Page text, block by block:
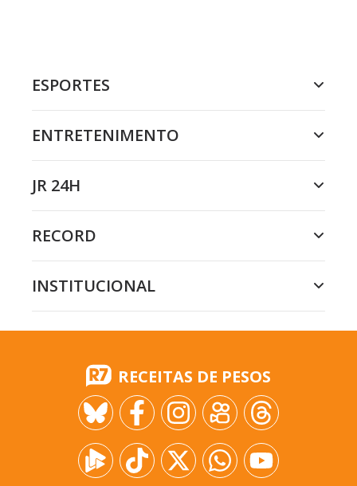
ESPORTES
ENTRETENIMENTO
JR 24H
RECORD
INSTITUCIONAL
RECEITAS DE PESOS